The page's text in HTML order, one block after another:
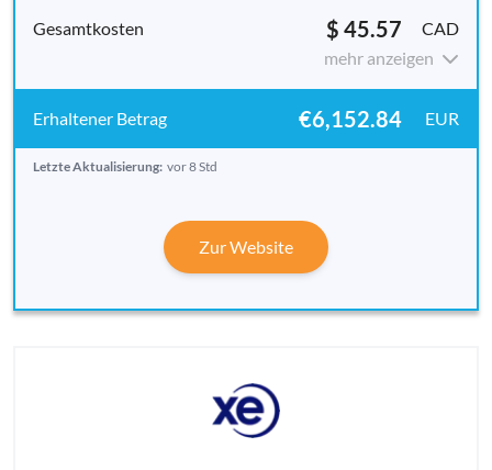
$ 45.57
CAD
mehr anzeigen
€6,152.84 EUR
Letzte Aktualisierung: vor 8 Std
Zur Website